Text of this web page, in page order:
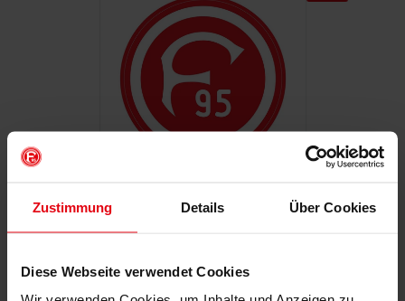
Zustimmung Details Über Cookies
Diese Webseite verwendet Cookies
Mitgliederpreis: € 2,65